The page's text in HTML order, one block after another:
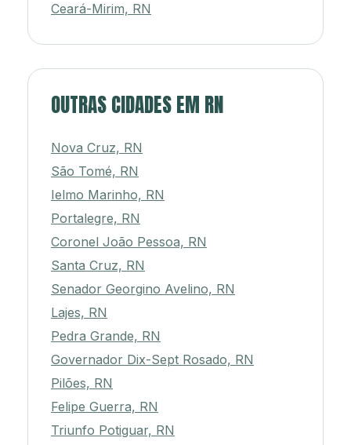
Ceará-Mirim, RN
OUTRAS CIDADES EM RN
Nova Cruz, RN
São Tomé, RN
Ielmo Marinho, RN
Portalegre, RN
Coronel João Pessoa, RN
Santa Cruz, RN
Senador Georgino Avelino, RN
Lajes, RN
Pedra Grande, RN
Governador Dix-Sept Rosado, RN
Pilões, RN
Felipe Guerra, RN
Triunfo Potiguar, RN